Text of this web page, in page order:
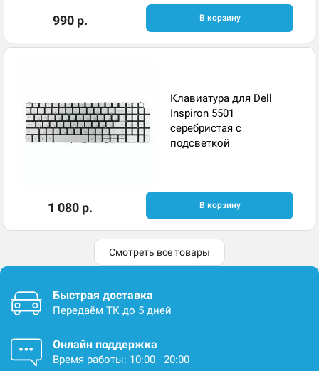
990 р. В корзину
Клавиатура для Dell
Inspiron 5501
серебристая с
подсветкой
1 080 р. В корзину
Смотреть все товары
Быстрая доставка
Передаём ТК до 5 дней
Онлайн поддержка
Время работы: 10:00 - 20:00